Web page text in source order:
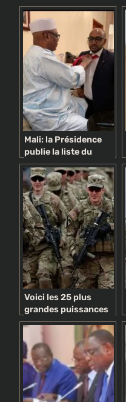
politique !
Mali: la Présidence
publie la liste du
nouveau
Gouvernement : le PM
hérite aussi du
ministère des
Finances
Voici les 25 plus
grandes puissances
militaires du monde
(Global Firepower)